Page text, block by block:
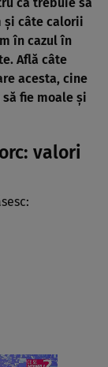
şi câte calorii
în cazul în
Află câte
acesta, cine
fie moale și
valori